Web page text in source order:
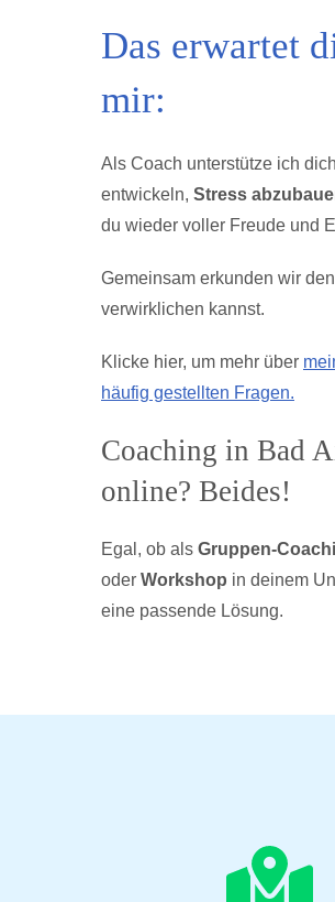
Das erwartet
mir:
Als Coach unterstütze ich
entwickeln, Stress
du wieder voller Freude und
Gemeinsam erkunden wir
verwirklichen kannst.
Klicke hier, um mehr über
häufig gestellten Fragen.
Coaching in Bad
online? Beides!
Egal, ob als Gruppen-
oder Workshop in deinem
eine passende Lösung.